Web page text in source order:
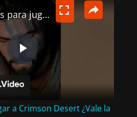
P
4 Motivos para jugar a Crimson Desert ¿Vale la pena? #gaming
a Crimson Desert ¿Vale la